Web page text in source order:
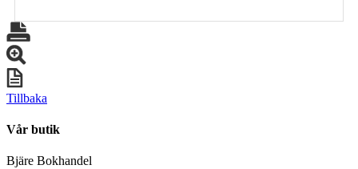
Tillbaka
Vår butik
Bjäre Bokhandel